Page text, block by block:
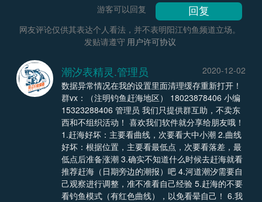
游客可以回复
网友评论仅供其表达个人看法，并不表明阳江钓鱼频道立场。
发贴请遵守 用户许可协议
潮汐表精灵.管理员
2020-12-02
数据异常情况在我的设置里面清理缓存重新打开！
群vx：（注明钓鱼赶海地区） 18023878406 小编
15323288406 管理员 我们只提供群互助，不卖东
西和不组织活动！ 喜欢我们软件就分享给朋友哦！
1.赶海好坏：主要看曲线，次要看大中小潮 2.曲线
好坏：根据位置，主要看最低点，次要看落差，最
低点后准备涨潮 3.确实不知道什么时候去赶海就看
推荐赶海（日期旁边的潮报）吧 4.河道潮汐需要自
己观察进行调整，准不准看自己经验 5.赶海的不要
看钓鱼模式（有红色曲线），以免看晕自己！ 6.我